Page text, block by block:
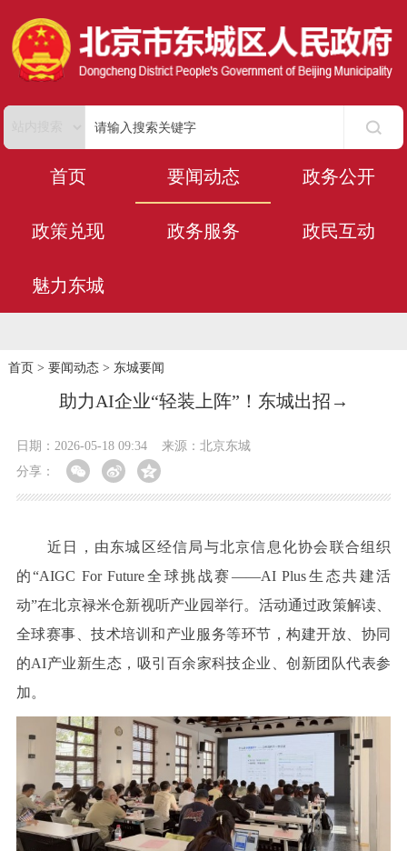
首页 要闻动态 政务公开
政策兑现 政务服务 政民互动
魅力东城
首页 > 要闻动态> 东城要闻
助力AI企业“轻装上阵”！东城出招→
日期：2026-05-18 09:34
来源：北京东城
分享：
近日，由东城区经信局与北京信息化协会联合组织
的“AIGC For Future全球挑战赛——AI Plus生态共建活
动”在北京禄米仓新视听产业园举行。活动通过政策解读、
全球赛事、技术培训和产业服务等环节，构建开放、协同
的AI产业新生态，吸引百余家科技企业、创新团队代表参
加。